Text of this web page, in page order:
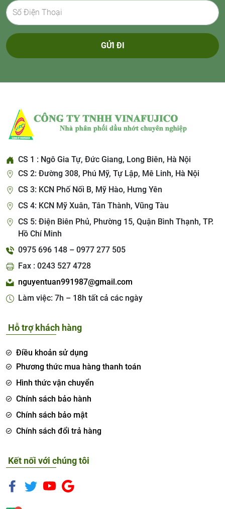
GỬI ĐI
CS 1 : Ngô Gia Tự, Đức Giang, Long Biên, Hà Nội
CS 2: Đường 308, Phú Mỹ, Tự Lập, Mê Linh, Hà Nội
CS 3: KCN Phố Nối B, Mỹ Hào, Hưng Yên
CS 4: KCN Mỹ Xuân, Tân Thành, Vũng Tàu
CS 5: Điện Biên Phủ, Phường 15, Quận Bình Thạnh, TP.
Hồ Chí Minh
0975 696 148 – 0977 277 505
Fax : 0243 527 4728
nguyentuan991987@gmail.com
Làm việc: 7h – 18h tất cả các ngày
Hỗ trợ khách hàng
Điều khoản sử dụng
Phương thức mua hàng thanh toán
Hình thức vận chuyển
Chính sách bảo hành
Chính sách bảo mật
Chính sách đổi trả hàng
Kết nối với chúng tôi